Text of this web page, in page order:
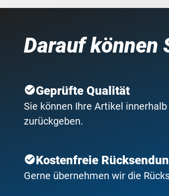
Darauf können
Geprüfte Qualität
Sie können Ihre Artikel
zurückgeben.
Kostenfreie
Gerne übernehmen wir die